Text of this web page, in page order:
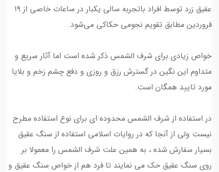
عقیق زرد توسط افراد باتجربه سالی یکبار در ساعات خاصی از ۱۹
فروردین مطابق تقویم‌ نجومی حکاکی می‌شود.
خواص زیادی برای شرف الشمس ذکر شده است اما آثار سریع و
متداوم این نگین در گسترش رزق و روزی و دفع چشم زخم و بلایا
مورد تایید همگان است.
در استفاده از شرف الشمس محدوده ای برای نوع استفاده مطرح
نیست ولی از آنجا که در روایات اسلامی استفاده از سنگ عقیق
بسیار سفارش شده ، به همین علت شرف الشمس را معمولا بر
روی سنگ عقیق حک می نمایند تا فرد هم از خواص سنگ عقیق و